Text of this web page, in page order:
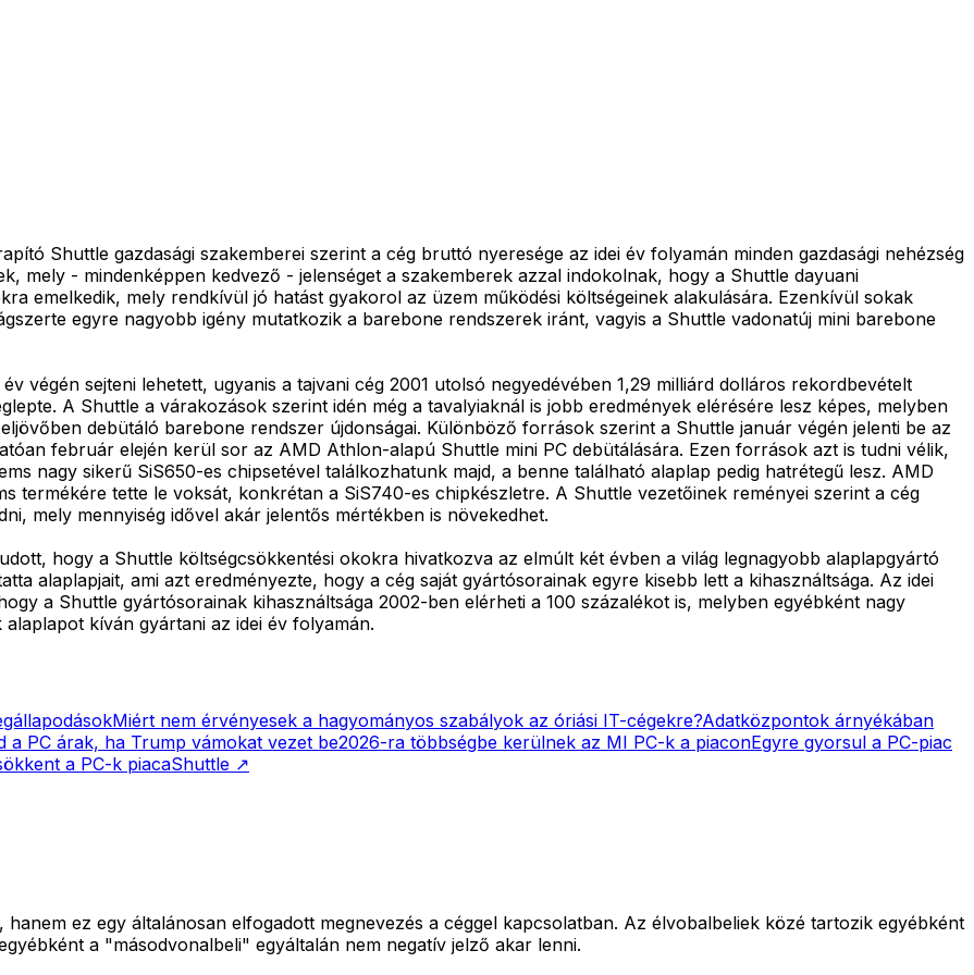
Shuttle gazdasági szakemberei szerint a cég bruttó nyeresége az idei év folyamán minden gazdasági nehézség
mely - mindenképpen kedvező - jelenséget a szakemberek azzal indokolnak, hogy a Shuttle dayuani
emelkedik, mely rendkívül jó hatást gyakorol az üzem működési költségeinek alakulására. Ezenkívül sokak
egyre nagyobb igény mutatkozik a barebone rendszerek iránt, vagyis a Shuttle vadonatúj mini barebone
végén sejteni lehetett, ugyanis a tajvani cég 2001 utolsó negyedévében 1,29 milliárd dolláros rekordbevételt
A Shuttle a várakozások szerint idén még a tavalyiaknál is jobb eredmények elérésére lesz képes, melyben
debütáló barebone rendszer újdonságai. Különböző források szerint a Shuttle január végén jelenti be az
február elején kerül sor az AMD Athlon-alapú Shuttle mini PC debütálására. Ezen források azt is tudni vélik,
nagy sikerű SiS650-es chipsetével találkozhatunk majd, a benne található alaplap pedig hatrétegű lesz. AMD
termékére tette le voksát, konkrétan a SiS740-es chipkészletre. A Shuttle vezetőinek reményei szerint a cég
mely mennyiség idővel akár jelentős mértékben is növekedhet.
hogy a Shuttle költségcsökkentési okokra hivatkozva az elmúlt két évben a világ legnagyobb alaplapgyártó
alaplapjait, ami azt eredményezte, hogy a cég saját gyártósorainak egyre kisebb lett a kihasználtsága. Az idei
a Shuttle gyártósorainak kihasználtsága 2002-ben elérheti a 100 százalékot is, melyben egyébként nagy
kíván gyártani az idei év folyamán.
Miért nem érvényesek a hagyományos szabályok az óriási IT-cégekre?Adatközpontok árnyékában
a PC árak, ha Trump vámokat vezet be2026-ra többségbe kerülnek az MI PC-k a piaconEgyre gyorsul a PC-piac
a PC-k piacaShuttle ↗
ez egy általánosan elfogadott megnevezés a céggel kapcsolatban. Az élvobalbeliek közé tartozik egyébként
a "másodvonalbeli" egyáltalán nem negatív jelző akar lenni.